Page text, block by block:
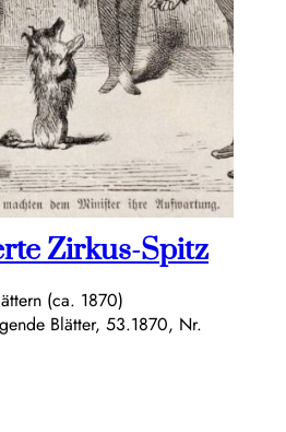
Zirkus-Spitz
(ca. 1870)
Blätter, 53.1870, Nr.